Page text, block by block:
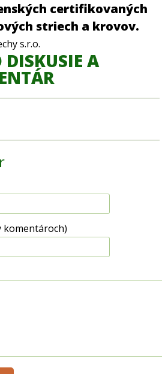
certifikovaných
striech a krovov.
s.r.o.
DISKUSIE A
komentároch)